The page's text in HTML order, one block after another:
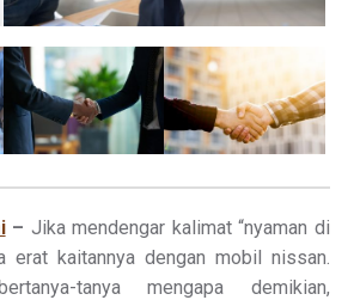
– Jika mendengar kalimat “nyaman di
erat kaitannya dengan mobil nissan.
tanya mengapa demikian,